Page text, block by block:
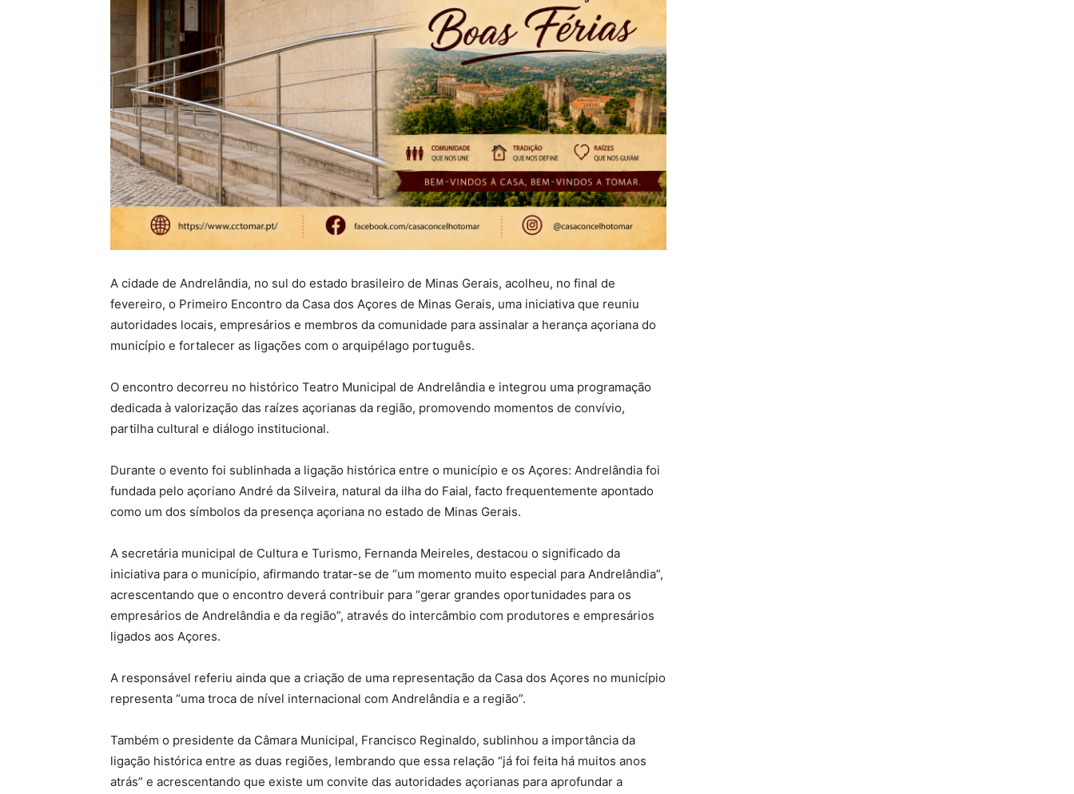
A cidade de Andrelândia, no sul do estado brasileiro de Minas Gerais, acolheu, no final de
fevereiro, o Primeiro Encontro da Casa dos Açores de Minas Gerais, uma iniciativa que reuniu
autoridades locais, empresários e membros da comunidade para assinalar a herança açoriana do
município e fortalecer as ligações com o arquipélago português.
O encontro decorreu no histórico Teatro Municipal de Andrelândia e integrou uma programação
dedicada à valorização das raízes açorianas da região, promovendo momentos de convívio,
partilha cultural e diálogo institucional.
Durante o evento foi sublinhada a ligação histórica entre o município e os Açores: Andrelândia foi
fundada pelo açoriano André da Silveira, natural da ilha do Faial, facto frequentemente apontado
como um dos símbolos da presença açoriana no estado de Minas Gerais.
A secretária municipal de Cultura e Turismo, Fernanda Meireles, destacou o significado da
iniciativa para o município, afirmando tratar-se de “um momento muito especial para Andrelândia”,
acrescentando que o encontro deverá contribuir para “gerar grandes oportunidades para os
empresários de Andrelândia e da região”, através do intercâmbio com produtores e empresários
ligados aos Açores.
A responsável referiu ainda que a criação de uma representação da Casa dos Açores no município
representa “uma troca de nível internacional com Andrelândia e a região”.
Também o presidente da Câmara Municipal, Francisco Reginaldo, sublinhou a importância da
ligação histórica entre as duas regiões, lembrando que essa relação “já foi feita há muitos anos
atrás” e acrescentando que existe um convite das autoridades açorianas para aprofundar a